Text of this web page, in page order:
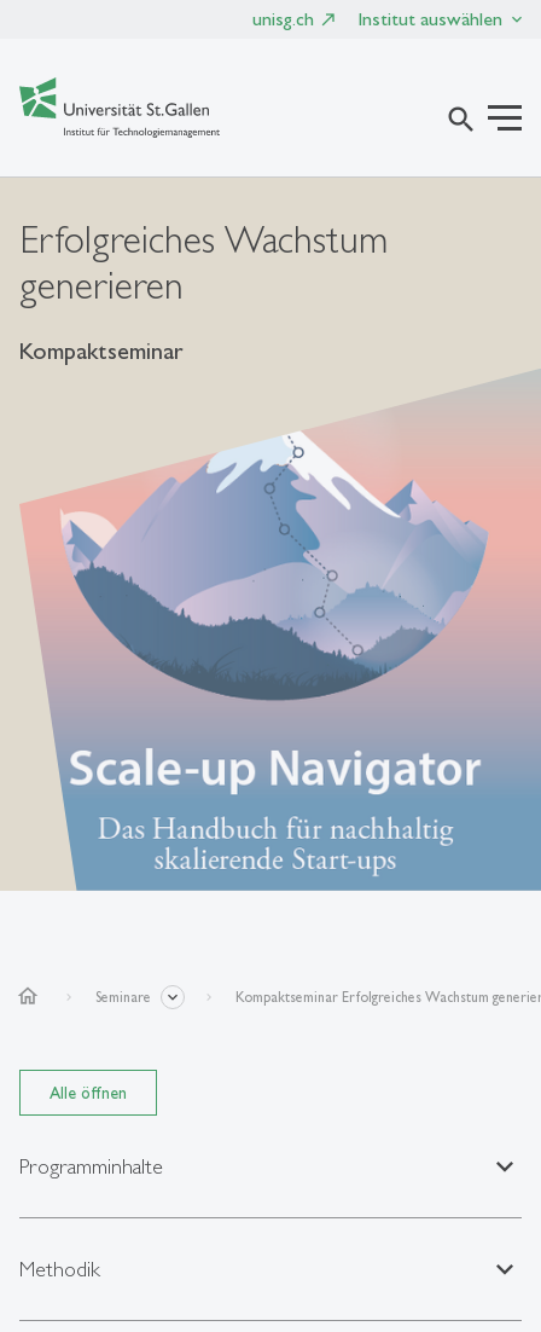
unisg.ch Institut auswählen
search
Erfolgreiches Wachstum
generieren
Kompaktseminar
home Seminare Kompaktseminar Erfolgreiches Wachstum
Alle öffnen
Programminhalte expand_less
Methodik expand_less